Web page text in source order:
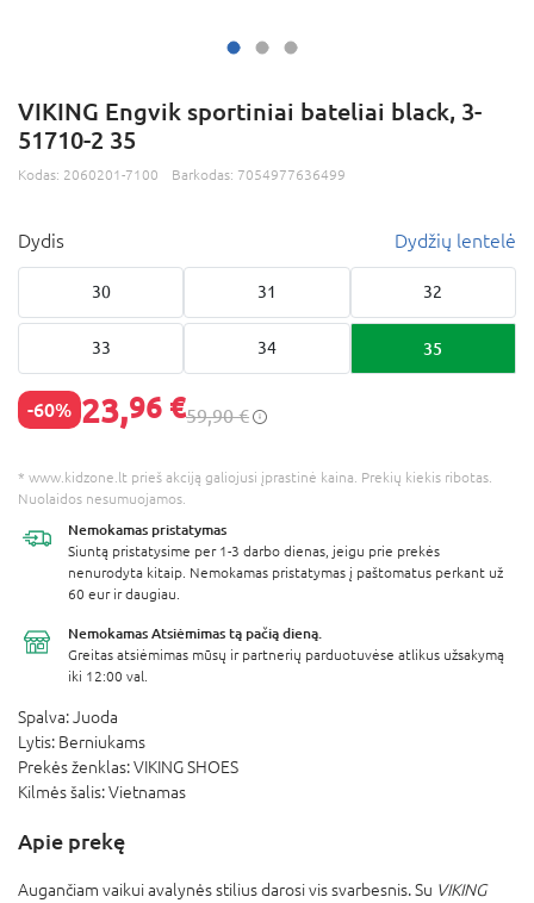
VIKING Engvik sportiniai bateliai black, 3-
51710-2 35
Kodas: 2060201-7100 Barkodas: 7054977636499
Dydis Dydžių lentelė
30 31 32
33 34 35
-60% 23,96 €59,90 €
* www.kidzone.lt prieš akciją galiojusi įprastinė kaina. Prekių kiekis ribotas.
Nuolaidos nesumuojamos.
Nemokamas pristatymas
Siuntą pristatysime per 1-3 darbo dienas, jeigu prie prekės
nenurodyta kitaip. Nemokamas pristatymas į paštomatus perkant už
60 eur ir daugiau.
Nemokamas Atsiėmimas tą pačią dieną.
Greitas atsiėmimas mūsų ir partnerių parduotuvėse atlikus užsakymą
iki 12:00 val.
Spalva:Juoda
Lytis: Berniukams
Prekės ženklas:VIKING SHOES
Kilmės šalis:Vietnamas
Apie prekę
Augančiam vaikui avalynės stilius darosi vis svarbesnis. Su VIKING